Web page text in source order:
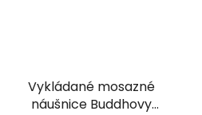
Vykládané mosazné
náušnice Buddhovy